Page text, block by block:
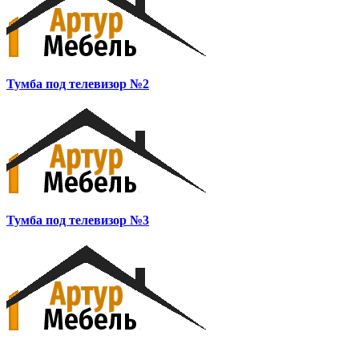
Тумба под телевизор №2
Тумба под телевизор №3